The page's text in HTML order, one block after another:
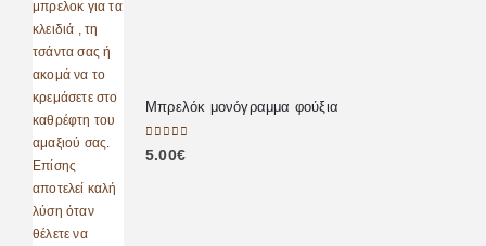
Μπρελόκ μονόγραμμα φούξια
0 out of 5
5.00€